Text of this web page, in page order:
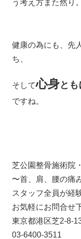
う考え方また然り。
健康の為にも、先
ち、
そして心身とも
ですね。
芝公園整骨施術院
〜首、肩、腰の痛
スタッフ全員が経
お気軽にお問合せ
東京都港区芝2-8-
03-6400-3511